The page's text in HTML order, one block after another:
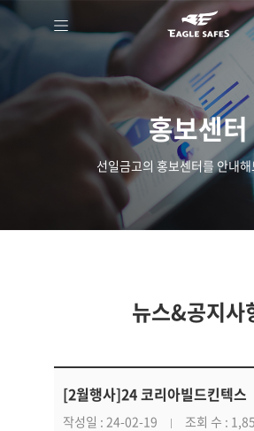
홍보센터
선일금고의 홍보센터를 안내
뉴스&공지사
[2월행사]24 코리아빌드킨텍스
작성일 : 24-02-19 조회 수 :